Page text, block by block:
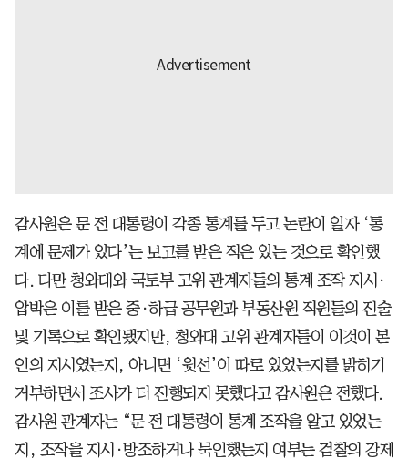
감사원은 문 전 대통령이 각종 통계를 두고 논란이 일자 ‘통
계에 문제가 있다’는 보고를 받은 적은 있는 것으로 확인했
다. 다만 청와대와 국토부 고위 관계자들의 통계 조작 지시·
압박은 이를 받은 중·하급 공무원과 부동산원 직원들의 진술
및 기록으로 확인됐지만, 청와대 고위 관계자들이 이것이 본
인의 지시였는지, 아니면 ‘윗선’이 따로 있었는지를 밝히기
거부하면서 조사가 더 진행되지 못했다고 감사원은 전했다.
감사원 관계자는 “문 전 대통령이 통계 조작을 알고 있었는
지, 조작을 지시·방조하거나 묵인했는지 여부는 검찰의 강제